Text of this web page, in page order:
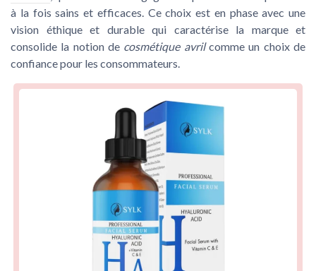
à la fois sains et efficaces. Ce choix est en phase avec une
vision éthique et durablequi caractérise la marque et
consolide la notion de cosmétique avrilcomme un choix de
confiance pour les consommateurs.